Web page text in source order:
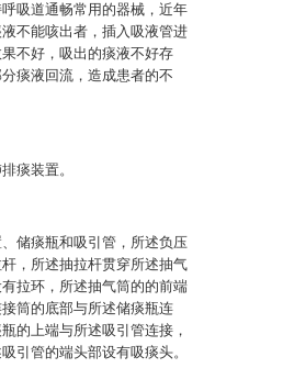
吸道通畅常用的器械，近年
不能咳出者，插入吸液管进
不好，吸出的痰液不好存
痰液回流，造成患者的不
痰装置。
储痰瓶和吸引管，所述负压
，所述抽拉杆贯穿所述抽气
拉环，所述抽气筒的的前端
筒的底部与所述储痰瓶连
的上端与所述吸引管连接，
引管的端头部设有吸痰头。